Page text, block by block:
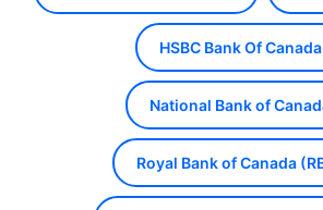
HSBC Bank Of Canada
National Bank of
Royal Bank of Canada